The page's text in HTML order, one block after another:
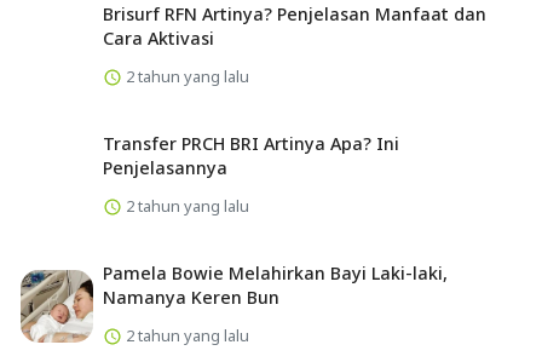
Brisurf RFN Artinya? Penjelasan Manfaat dan
Cara Aktivasi
2 tahun yang lalu
Transfer PRCH BRI Artinya Apa? Ini
Penjelasannya
2 tahun yang lalu
Pamela Bowie Melahirkan Bayi Laki-laki,
Namanya Keren Bun
2 tahun yang lalu